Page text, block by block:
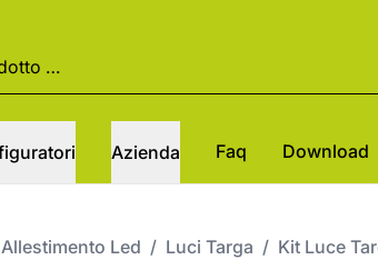
Azienda Faq Download
Allestimento Led / Luci Targa / Kit Luce